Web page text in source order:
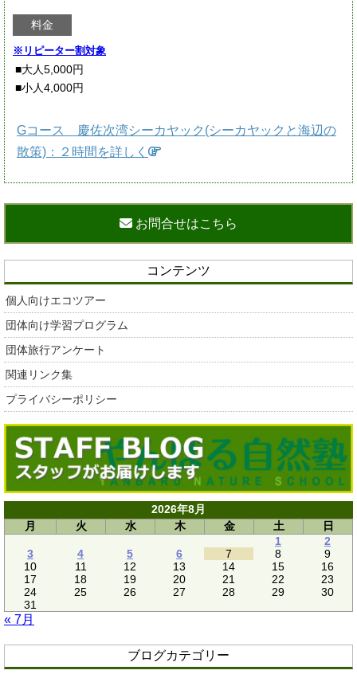
料金
※リピーター割対象
■大人5,000円
■小人4,000円
Gコース 慶佐次湾シーカヤック(シーカヤックと海辺の
散策)：２時間を詳しく
お問合せはこちら
コンテンツ
個人向けエコツアー
団体向け学習プログラム
団体旅行アンケート
関連リンク集
プライバシーポリシー
2026年8月
月
火 水 木 金 土
日
1
2
3
4 5 6 7 8
9
10
11 12 13 14 15
16
17
18 19 20 21 22
23
24
25 26 27 28 29
30
31
« 7月
ブログカテゴリー